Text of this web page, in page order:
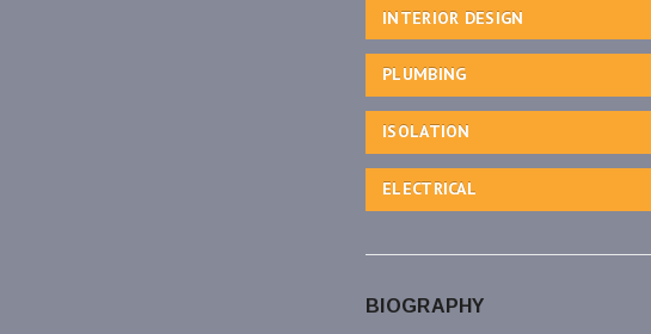
INTERIOR DESIGN
PLUMBING
ISOLATION
ELECTRICAL
BIOGRAPHY